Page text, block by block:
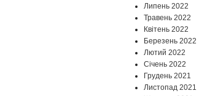
Липень 2022
Травень 2022
Квітень 2022
Березень 2022
Лютий 2022
Січень 2022
Грудень 2021
Листопад 2021